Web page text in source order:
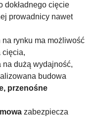
dokładnego cięcie
prowadnicy nawet
rynku ma możliwość
cięcia,
na dużą wydajność,
budowa
przenośne
zabezpiecza